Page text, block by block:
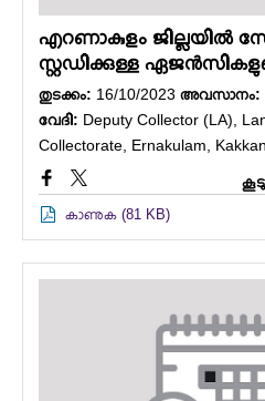
എറണാകുളം ജില്ലയിൽ
സ്റ്റഡിക്കുള്ള
തുടക്കം: 16/10/2023 അവസാനം:
വേദി: Deputy Collector (LA),
Collectorate, Ernakulam,
കാണുക (81 KB)